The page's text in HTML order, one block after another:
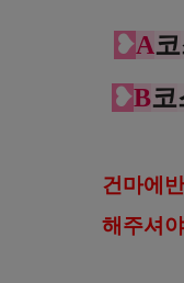
❥A코
❥B코
건마에
해 주셔